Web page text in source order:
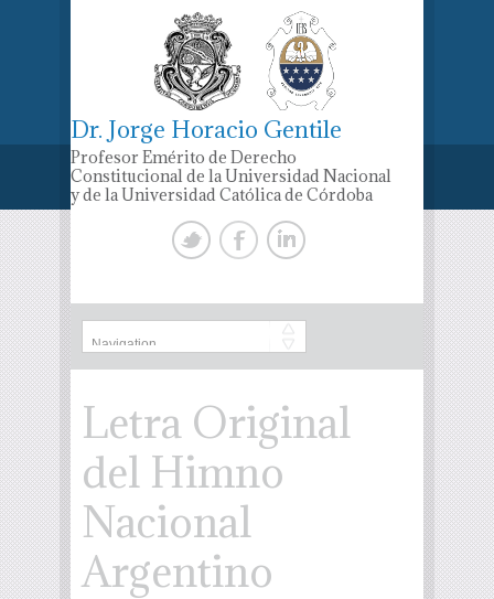
Dr. Jorge Horacio Gentile
Profesor Emérito de Derecho
Constitucional de la Universidad Nacional
y de la Universidad Católica de Córdoba
Letra Original
del Himno
Nacional
Argentino